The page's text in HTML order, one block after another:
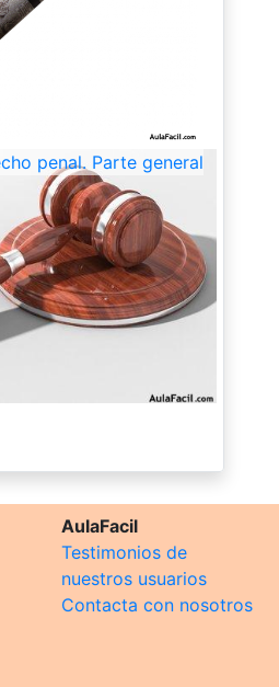
penal. Parte general
AulaFacil
Testimonios de
nuestros usuarios
Contacta con nosotros